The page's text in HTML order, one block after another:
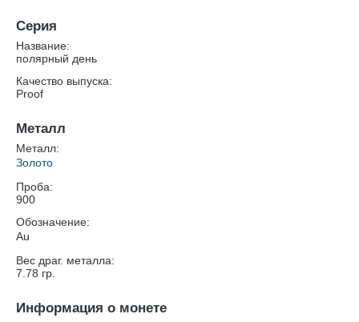
Серия
Название:
полярный день
Качество выпуска:
Proof
Металл
Металл:
Золото
Проба:
900
Обозначение:
Au
Вес драг. металла:
7.78 гр.
Информация о монете